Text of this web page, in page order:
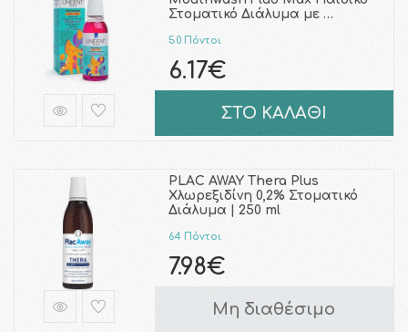
Στοματικό Διάλυμα με …
50 Πόντοι
6.17€
ΣΤΟ ΚΑΛΑΘΙ
PLAC AWAY Thera Plus
Χλωρεξιδίνη 0,2% Στοματικό
Διάλυμα | 250 ml
64 Πόντοι
7.98€
Μη διαθέσιμο